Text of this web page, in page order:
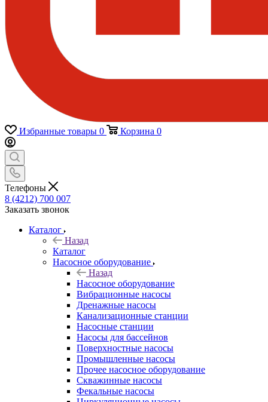
Избранные товары 0 Корзина 0
Телефоны
8 (4212) 700 007
Заказать звонок
Каталог
Назад
Каталог
Насосное оборудование
Назад
Насосное оборудование
Вибрационные насосы
Дренажные насосы
Канализационные станции
Насосные станции
Насосы для бассейнов
Поверхностные насосы
Промышленные насосы
Прочее насосное оборудование
Скважинные насосы
Фекальные насосы